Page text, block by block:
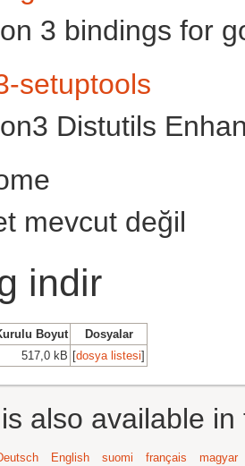
3 bindings for
setuptools
Distutils
mevcut değil
indir
Boyut
Dosyalar
517,0 kB [dosya listesi]
also available
English suomi français
magyar